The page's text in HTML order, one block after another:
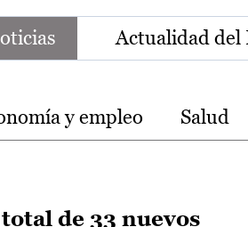
Actualidad del
y empleo Salud
de 33 nuevos